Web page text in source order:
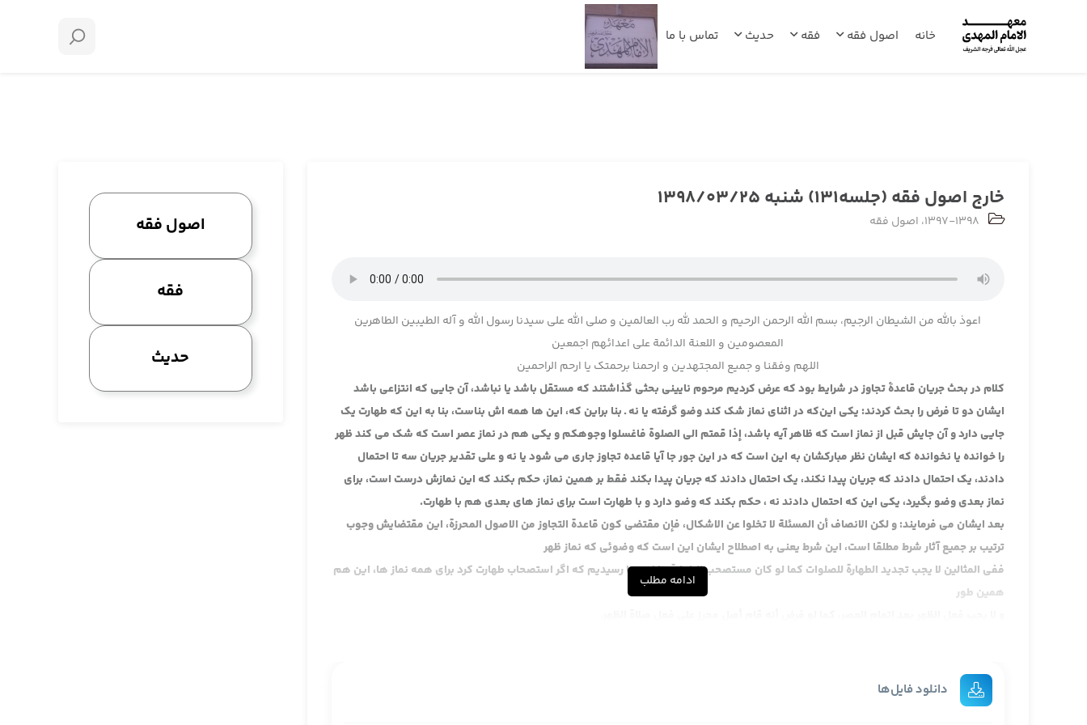
خانه اصول فقه فقه حدیث تماس با ما
خارج اصول فقه (جلسه131) شنبه 1398/03/25
1397-1398، اصول فقه
اعوذ بالله من الشیطان الرجیم، بسم الله الرحمن الرحیم و الحمد لله رب العالمین و صلی الله علی سیدنا رسول الله و آله الطیبین الطاهرین
المعصومین و اللعنة الدائمة علی اعدائهم اجمعین
اللهم وفقنا و جمیع المجتهدین و ارحمنا برحمتک یا ارحم الراحمین
کلام در بحث جریان قاعدۀ تجاوز در شرایط بود که عرض کردیم مرحوم نایینی بحثی گذاشتند که مستقل باشد یا نباشد، آن جایی که انتزاعی باشد
ایشان دو تا فرض را بحث کردند: یکی این‌که در اثنای نماز شک کند وضو گرفته یا نه ـ بنا براین که، این ها همه اش بناست، بنا به این که طهارت یک
جایی دارد و آن جایش قبل از نماز است که ظاهر آیه باشد، إذا قمتم الی الصلوة فاغسلوا وجوهکم و یکی هم در نماز عصر است که شک می کند ظهر
را خوانده یا نخوانده که ایشان نظر مبارکشان به این است که در این جور جا آیا قاعده تجاوز جاری می شود یا نه و علی تقدیر جریان سه تا احتمال
دادند، یک احتمال دادند که جریان پیدا نکند، یک احتمال دادند که جریان پیدا بکند فقط بر همین نماز، حکم بکند که این نمازش درست است، برای
نماز بعدی وضو بگیرد، یکی این که احتمال دادند نه ، حکم بکند که وضو دارد و با طهارت است برای نماز های بعدی هم با طهارت.
بعد ایشان می فرمایند: و لکن الانصاف أن المسئلة لا تخلوا عن الاشکال، فإن مقتضی کون قاعدة التجاوز من الاصول المحرزة، این مقتضایش وجوب
ترتیب بر جمیع آثار شرط مطلقا است، این شرط یعنی به اصطلاح ایشان این است که وضوئی که نماز ظهر
ففي المثالين لا يجب تجديد الطهارة للصلوات كما لو كان مستصحب الطهارة، تا این جا رسیدیم که اگر استصحاب طهارت کرد برای همه نماز ها، این هم
همین طور
باشد، مثلا یک چیز این جوری
و لكن الالتزام بذلك في غاية الاشكال که خیلی مشکل است که حکم به طهارت بکنیم
ادامه مطلب
دانلود فایل‌ها
اصول فقه
فقه
حدیث